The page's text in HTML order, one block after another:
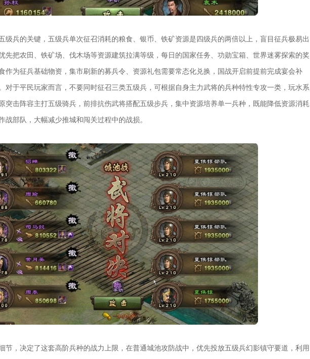
级兵的关键，五级兵单次征召消耗的粮食、银币、铁矿资源是四级兵的两倍以上，盲目征兵极易出
先把农田、铁矿场、伐木场等资源建筑拉满等级，每日的国家任务、功勋宝箱、世界迷雾探索的奖
作为征兵基础物资，集市刷新的募兵令、资源礼包需要常态化兑换，国战开启前提前完成宴会补
对于平民玩家而言，不要同时征召三类五级兵，可根据自身主力武将的兵种特性专攻一类，玩水系
突击阵容主打五级骑兵，前排抗伤武将搭配五级步兵，集中资源培养单一兵种，既能降低资源消耗
战部队，大幅减少推城和闯关过程中的战损。
节，决定了这套高阶兵种的战力上限，在普通城池攻防战中，优先投放五级兵幻影镇守要道，利用